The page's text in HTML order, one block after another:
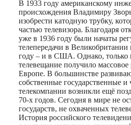
В 1933 году американскому
происхождения Владимиру
изобрести катодную трубку,
частью телевизора. Благодаря
уже в 1936 году были начаты
телепередачи в
году – и в США. Однако, только
телевещание получило массовое
Европе. В большинстве
собственные государственные и
телекомпании возникли ещё
70-х годов. Сегодня в мире не
государств, не охваченных
История российского